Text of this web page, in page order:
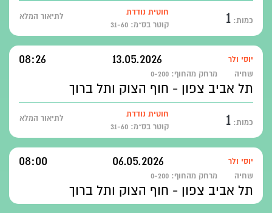
כמות: 1
חוטית נודדת
קוטר בס״מ: 31-60
לתיאור המלא
יוסי ולר 13.05.2026
08:26
שחיה מרחק מהחוף: 0-200
תל אביב צפון - חוף הצוק ותל ברוך
כמות: 1
חוטית נודדת
קוטר בס״מ: 31-60
לתיאור המלא
יוסי ולר 06.05.2026
08:00
שחיה מרחק מהחוף: 0-200
תל אביב צפון - חוף הצוק ותל ברוך